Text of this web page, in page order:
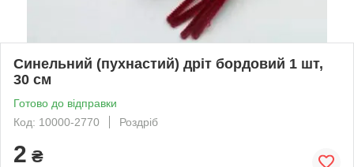
Синельний (пухнастий) дріт бордовий 1 шт,
30 см
Готово до відправки
Код: 10000-2770
Роздріб
2 ₴